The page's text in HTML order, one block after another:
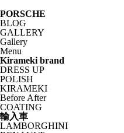
PORSCHE
BLOG
GALLERY
Gallery
Menu
Kirameki brand
DRESS UP
POLISH
KIRAMEKI
Before After
COATING
輸入車
LAMBORGHINI